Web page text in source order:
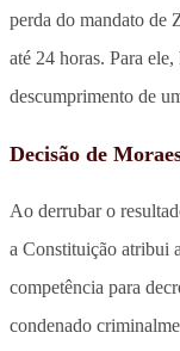
perda do mandato de
até 24 horas. Para
descumprimento de
Decisão de
Ao derrubar o
a Constituição atribui
competência para
condenado